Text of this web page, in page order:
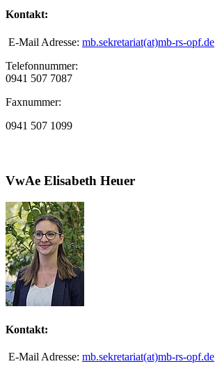
Kontakt:
E-Mail Adresse: mb.sekretariat(at)mb-rs-opf.de
Telefonnummer:
0941 507 7087
Faxnummer:
0941 507 1099
VwAe Elisabeth Heuer
Kontakt:
E-Mail Adresse: mb.sekretariat(at)mb-rs-opf.de